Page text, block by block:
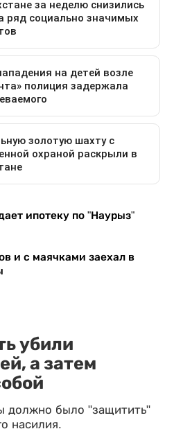
ипотеку по "Наурыз"
и с маячками заехал в
убили
а затем
должно было "защитить"
насилия.